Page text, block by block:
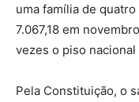
uma família de
7.067,18 em
vezes o piso nacional
Pela Constituição, o